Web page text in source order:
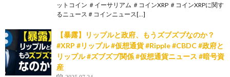
ットコイン ＃イーサリアム ＃コインXRP ＃コインXRPに関す
るニュース＃コインニュース[…]
【暴露】リップルと政府、もうズブズブなのか？
#XRP #リップル #仮想通貨 #Ripple #CBDC #政府と
リップル #ズブズブ関係 #仮想通貨ニュース #暗号資
産